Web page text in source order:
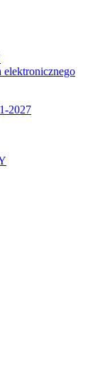
elektronicznego
2027